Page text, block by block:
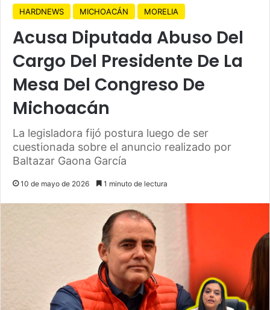
HARDNEWS MICHOACÁN MORELIA
Acusa Diputada Abuso Del
Cargo Del Presidente De La
Mesa Del Congreso De
Michoacán
La legisladora fijó postura luego de ser
cuestionada sobre el anuncio realizado por
Baltazar Gaona García
10 de mayo de 2026 1 minuto de lectura